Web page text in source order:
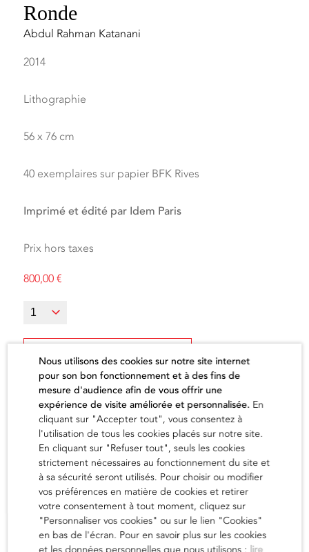
Ronde
Abdul Rahman Katanani
2014
Lithographie
56 x 76 cm
40 exemplaires sur papier BFK Rives
Imprimé et édité par Idem Paris
Prix hors taxes
800,00€
Ajouter au panier
L'artiste
en savoir
Nous utilisons des cookies sur notre site internet
pour son bon fonctionnement et à des fins de
mesure d'audience afin de vous offrir une
expérience de visite améliorée et personnalisée. En
cliquant sur "Accepter tout", vous consentez à
l'utilisation de tous les cookies placés sur notre site.
En cliquant sur "Refuser tout", seuls les cookies
strictement nécessaires au fonctionnement du site et
à sa sécurité seront utilisés. Pour choisir ou modifier
vos préférences en matière de cookies et retirer
votre consentement à tout moment, cliquez sur
"Personnaliser vos cookies" ou sur le lien "Cookies"
en bas de l'écran. Pour en savoir plus sur les cookies